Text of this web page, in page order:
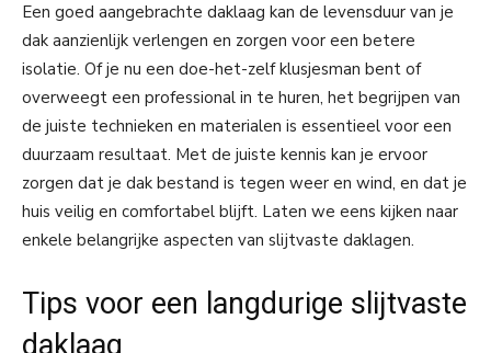
Een goed aangebrachte daklaag kan de levensduur van je
dak aanzienlijk verlengen en zorgen voor een betere
isolatie. Of je nu een doe-het-zelf klusjesman bent of
overweegt een professional in te huren, het begrijpen van
de juiste technieken en materialen is essentieel voor een
duurzaam resultaat. Met de juiste kennis kan je ervoor
zorgen dat je dak bestand is tegen weer en wind, en dat je
huis veilig en comfortabel blijft. Laten we eens kijken naar
enkele belangrijke aspecten van slijtvaste daklagen.
Tips voor een langdurige slijtvaste
daklaag